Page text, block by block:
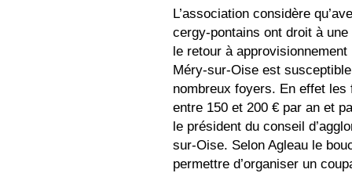
L’association considère
cergy-pontains ont droit à
le retour à
Méry-sur-Oise est
nombreux foyers. En effet
entre 150 et 200 € par an et
le président du conseil
sur-Oise. Selon Agleau le
permettre d’organiser un